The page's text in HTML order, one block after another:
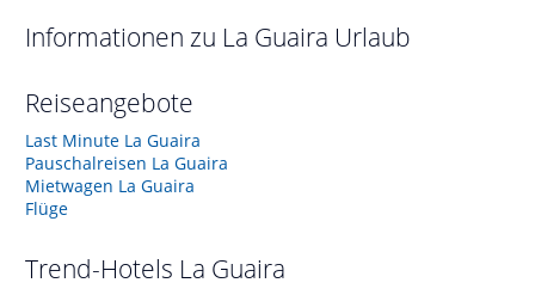
Informationen zu La Guaira Urlaub
Reiseangebote
Last Minute La Guaira
Pauschalreisen La Guaira
Mietwagen La Guaira
Flüge
Trend-Hotels La Guaira